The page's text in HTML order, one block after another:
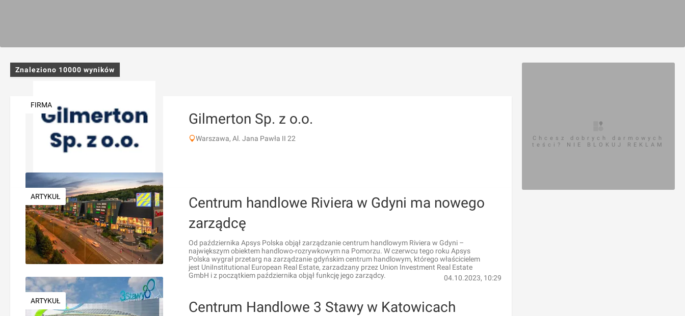
Znaleziono 10000 wyników
FIRMA
Gilmerton Sp. z o.o.
Warszawa, Al. Jana Pawła II 22
ARTYKUŁ
Centrum handlowe Riviera w Gdyni ma nowego
zarządcę
Od października Apsys Polska objął zarządzanie centrum handlowym Riviera w Gdyni –
największym obiektem handlowo-rozrywkowym na Pomorzu. W czerwcu tego roku Apsys
Polska wygrał przetarg na zarządzanie gdyńskim centrum handlowym, którego właścicielem
jest UniInstitutional European Real Estate, zarzadzany przez Union Investment Real Estate
GmbH i z początkiem października objął funkcję jego zarządcy.
04.10.2023, 10:29
ARTYKUŁ
Centrum Handlowe 3 Stawy w Katowicach
Chcesz dobrych darmowych
teści? NIE BLOKUJ REKLAM